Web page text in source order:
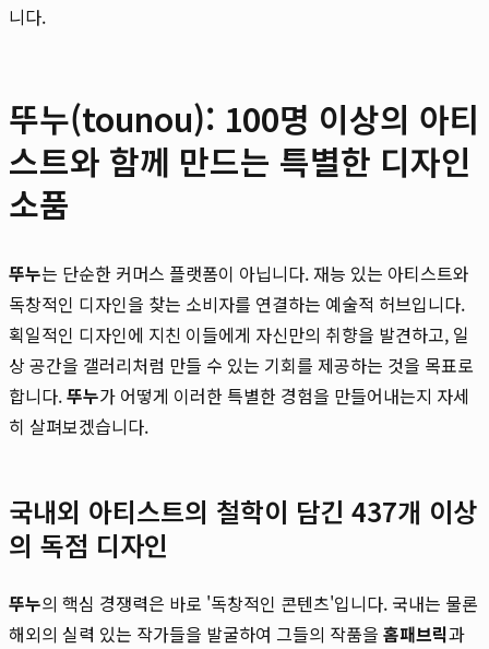
니다.
뚜누(tounou): 100명 이상의 아티
스트와 함께 만드는 특별한 디자인
소품
뚜누는 단순한 커머스 플랫폼이 아닙니다. 재능 있는 아티스트와
독창적인 디자인을 찾는 소비자를 연결하는 예술적 허브입니다.
획일적인 디자인에 지친 이들에게 자신만의 취향을 발견하고, 일
상 공간을 갤러리처럼 만들 수 있는 기회를 제공하는 것을 목표로
합니다.뚜누가 어떻게 이러한 특별한 경험을 만들어내는지 자세
히 살펴보겠습니다.
국내외 아티스트의 철학이 담긴 437개 이상
의 독점 디자인
뚜누의 핵심 경쟁력은 바로 '독창적인 콘텐츠'입니다. 국내는 물론
해외의 실력 있는 작가들을 발굴하여 그들의 작품을 홈패브릭과